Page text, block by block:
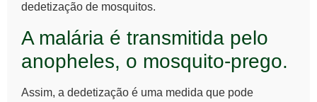
dedetização de mosquitos.
A malária é transmitida pelo
anopheles, o mosquito-prego.
Assim, a dedetização é uma medida que pode